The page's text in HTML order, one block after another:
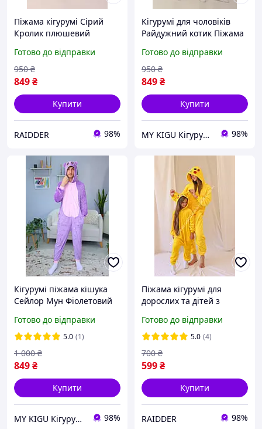
Піжама кігурумі Сірий
Кролик плюшевий
с зайчиком (2029)
Готово до відправки
849₴
950 ₴
Купити
RAIDDER 98%
Кігурумі для чоловіків
Райдужний котик Піжама
підлітків різнокольорова
(1036)
Готово до відправки
849₴
950 ₴
Купити
MY KIGU Кігурумі для вієї родини! 98%
Кігурумі піжама кішука
Сейлор Мун Фіолетовий
Готово до відправки
5.0 (1)
849₴
1 000 ₴
Купити
MY KIGU Кігурумі для вієї родини! 98%
Піжама кігурумі для
дорослих та дітей з
kigurumi унісекс жовтий
(1015/2010)
Готово до відправки
5.0 (4)
599₴
700 ₴
Купити
RAIDDER 98%